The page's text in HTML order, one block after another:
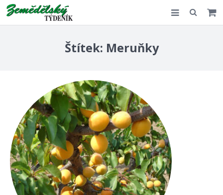
Kontakt
Štítek: Meruňky